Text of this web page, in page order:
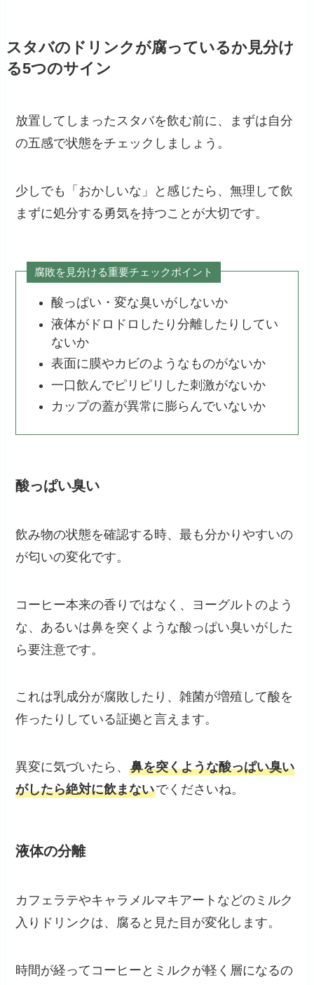
スタバのドリンクが腐っているか見分け
る5つのサイン
放置してしまったスタバを飲む前に、まずは自分
の五感で状態をチェックしましょう。
少しでも「おかしいな」と感じたら、無理して飲
まずに処分する勇気を持つことが大切です。
腐敗を見分ける重要チェックポイント
酸っぱい・変な臭いがしないか
液体がドロドロしたり分離したりしてい
ないか
表面に膜やカビのようなものがないか
一口飲んでピリピリした刺激がないか
カップの蓋が異常に膨らんでいないか
酸っぱい臭い
飲み物の状態を確認する時、最も分かりやすいの
が匂いの変化です。
コーヒー本来の香りではなく、ヨーグルトのよう
な、あるいは鼻を突くような酸っぱい臭いがした
ら要注意です。
これは乳成分が腐敗したり、雑菌が増殖して酸を
作ったりしている証拠と言えます。
異変に気づいたら、鼻を突くような酸っぱい臭い
がしたら絶対に飲まないでくださいね。
液体の分離
カフェラテやキャラメルマキアートなどのミルク
入りドリンクは、腐ると見た目が変化します。
時間が経ってコーヒーとミルクが軽く層になるの